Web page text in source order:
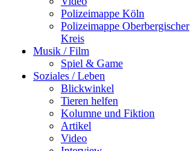
Polizeimappe Köln
Polizeimappe Oberbergischer
Kreis
Musik / Film
Spiel & Game
Soziales / Leben
Blickwinkel
Tieren helfen
Kolumne und Fiktion
Artikel
Video